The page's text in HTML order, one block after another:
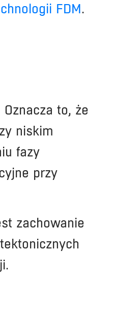
FDM.
to, że
niskim
fazy
przy
zachowanie